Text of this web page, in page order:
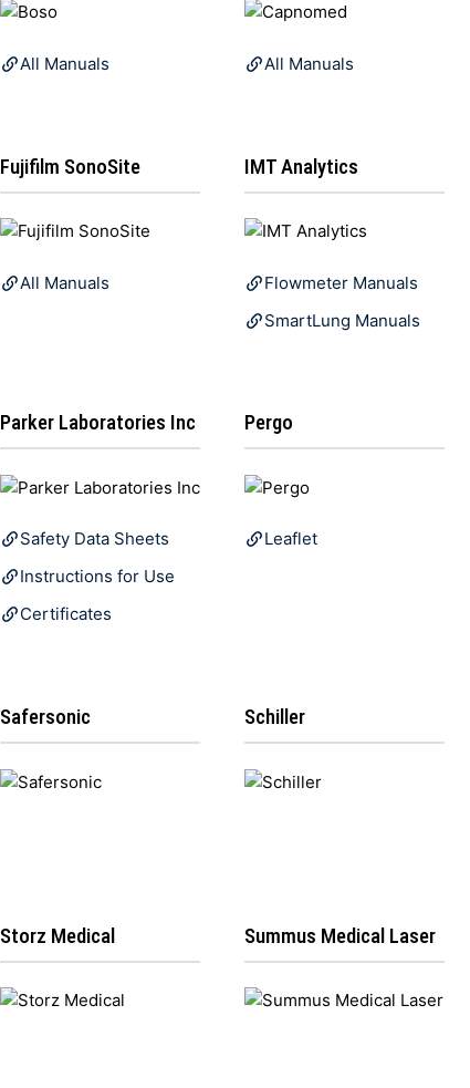
All Manuals All Manuals
Fujifilm SonoSite
All Manuals
IMT Analytics
Flowmeter Manuals
SmartLung Manuals
Parker Laboratories Inc
Safety Data Sheets
Instructions for Use
Certificates
Pergo
Leaflet
Safersonic Schiller
Storz Medical Summus Medical Laser